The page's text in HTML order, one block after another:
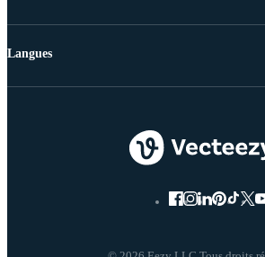
Langues